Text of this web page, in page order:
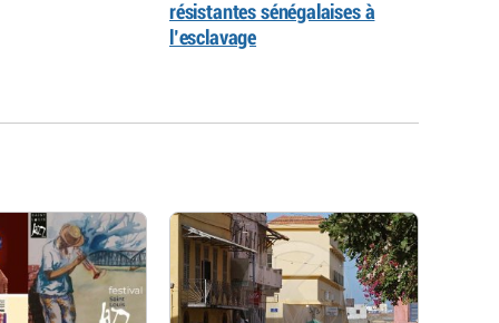
résistantes sénégalaises à
l’esclavage